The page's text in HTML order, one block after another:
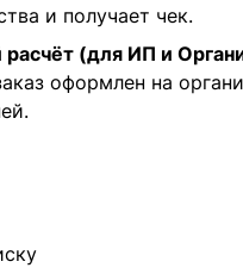
и получает чек.
расчёт (для ИП и
оформлен на